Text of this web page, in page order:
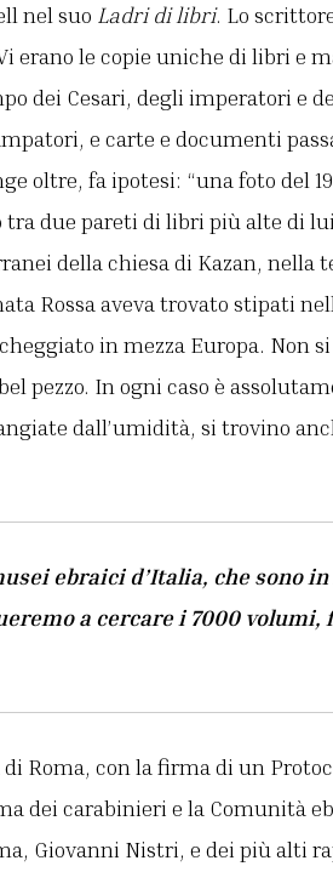
nel suo Ladri di libri. Lo
erano le copie uniche di libri e
dei Cesari, degli imperatori e
e carte e documenti
oltre, fa ipotesi: “una foto del
due pareti di libri più alte di
della chiesa di Kazan, nella
Rossa aveva trovato stipati
in mezza Europa. Non si
pezzo. In ogni caso è
dall’umidità, si trovino
ebraici d’Italia, che sono
a cercare i 7000 volumi,
Roma, con la firma di un
dei carabinieri e la Comunità
Giovanni Nistri, e dei più alti